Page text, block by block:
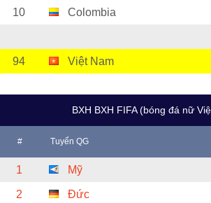
10 Colombia
94 Việt Nam
BXH BXH FIFA (bóng đá nữ
# Tuyển QG
1 Mỹ
2 Đức